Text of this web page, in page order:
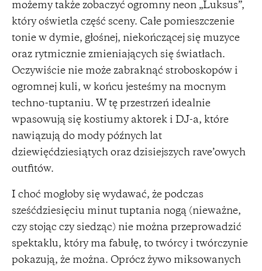
możemy także zobaczyć ogromny neon „Luksus”,
który oświetla część sceny. Całe pomieszczenie
tonie w dymie, głośnej, niekończącej się muzyce
oraz rytmicznie zmieniających się światłach.
Oczywiście nie może zabraknąć stroboskopów i
ogromnej kuli, w końcu jesteśmy na mocnym
techno-tuptaniu. W tę przestrzeń idealnie
wpasowują się kostiumy aktorek i DJ-a, które
nawiązują do mody późnych lat
dziewięćdziesiątych oraz dzisiejszych rave’owych
outfitów.
I choć mogłoby się wydawać, że podczas
sześćdziesięciu minut tuptania nogą (nieważne,
czy stojąc czy siedząc) nie można przeprowadzić
spektaklu, który ma fabułę, to twórcy i twórczynie
pokazują, że można. Oprócz żywo miksowanych